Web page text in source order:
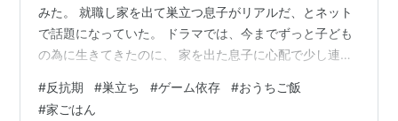
みた。 就職し家を出て巣立つ息子がリアルだ、とネット
で話題になっていた。 ドラマでは、今までずっと子ども
の為に生きてきたのに、 家を出た息子に心配で少し連絡
て。」 というようなことがLINEの返信で返ってくる。
#反抗期 #巣立ち #ゲーム依存 #おうちご飯
#家ごはん